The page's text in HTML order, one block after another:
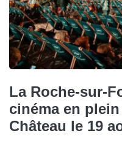
La Roche-sur-
cinéma en
Château le 19